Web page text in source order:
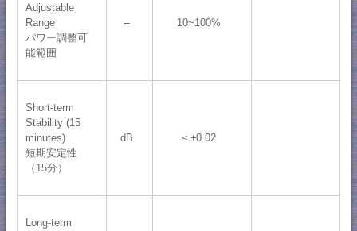
Adjustable
Range
パワー調整可
能範囲
-- 10~100%
Short-term
Stability (15
minutes)
短期安定性
（15分）
dB ≤ ±0.02
Long-term